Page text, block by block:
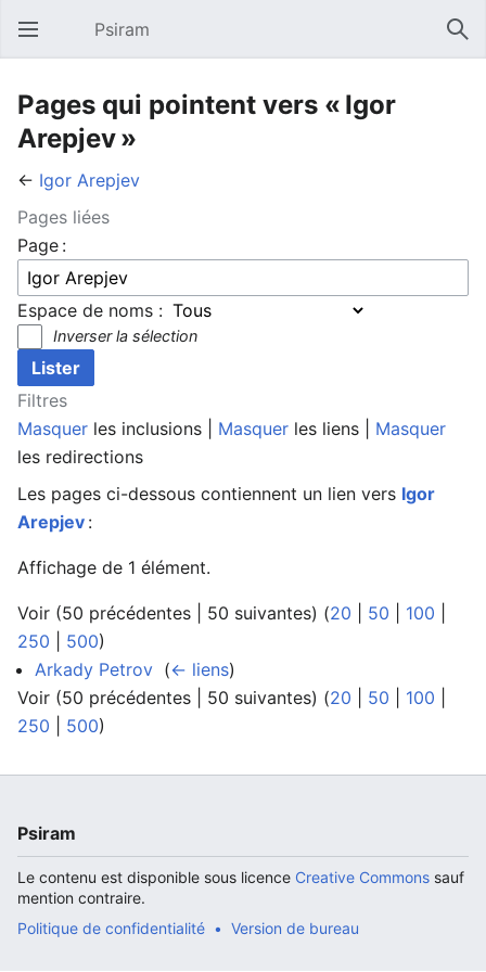
Ouvrir le menu principal Psiram
Pages qui pointent vers « Igor
Arepjev »
← Igor Arepjev
Pages liées
Page :
Espace de noms :
Inverser la sélection
Filtres
Masquer les inclusions | Masquer les liens | Masquer
les redirections
Les pages ci-dessous contiennent un lien vers Igor
Arepjev :
Affichage de 1 élément.
Voir (50 précédentes | 50 suivantes) (20 50 100
250
500)
Arkady Petrov (← liens)
Voir (50 précédentes | 50 suivantes) (20 50 100
250
500)
Psiram
Le contenu est disponible sous licence Creative Commons sauf
mention contraire.
Politique de confidentialité
Version de bureau